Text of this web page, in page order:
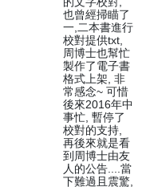
也曾經掃瞄了
一,二本書進行
校對提供txt,
周博士也幫忙
製作了電子書
格式上架, 非
常感念~ 可惜
後來2016年中
事忙, 暫停了
校對的支持,
再後來就是看
到周博士由友
人的公告....當
下難過且震驚,